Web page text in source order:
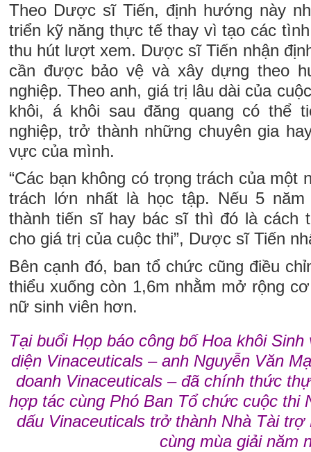
Theo Dược sĩ Tiến, định hướng này
triển kỹ năng thực tế thay vì tạo các
thu hút lượt xem. Dược sĩ Tiến nhận
cần được bảo vệ và xây dựng theo
nghiệp. Theo anh, giá trị lâu dài của
khôi, á khôi sau đăng quang có thể
nghiệp, trở thành những chuyên gia
vực của mình.
“Các bạn không có trọng trách của một
trách lớn nhất là học tập. Nếu 5
thành tiến sĩ hay bác sĩ thì đó là cách
cho giá trị của cuộc thi”, Dược sĩ Tiến
Bên cạnh đó, ban tổ chức cũng điều
thiểu xuống còn 1,6m nhằm mở rộng
nữ sinh viên hơn.
Tại buổi Họp báo công bố Hoa khôi
diện Vinaceuticals – anh Nguyễn Văn
doanh Vinaceuticals – đã chính thức
hợp tác cùng Phó Ban Tổ chức cuộc thi
dấu Vinaceuticals trở thành Nhà Tài
cùng mùa giải năm